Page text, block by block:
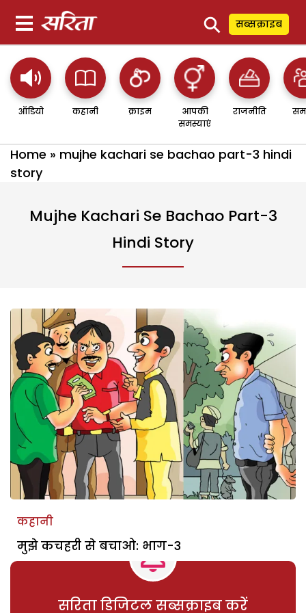
⚲ सब्सक्राइब
ऑडियो कहानी क्राइम
आपकी
समस्याएं
राजनीति
Home » mujhe kachari se bachao part-3 hindi
story
Mujhe Kachari Se Bachao Part-3
Hindi Story
कहानी
मुझे कचहरी से बचाओ: भाग-3
सरिता डिजिटल सब्सक्राइब करें